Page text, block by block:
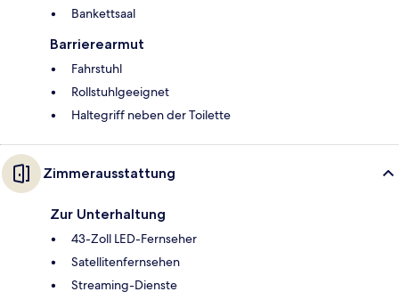
Bankettsaal
Barrierearmut
Fahrstuhl
Rollstuhlgeeignet
Haltegriff neben der Toilette
Zimmerausstattung
Zur Unterhaltung
43-Zoll LED-Fernseher
Satellitenfernsehen
Streaming-Dienste